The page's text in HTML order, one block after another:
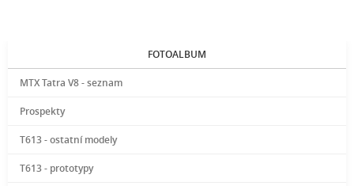
FOTOALBUM
MTX Tatra V8 - seznam
Prospekty
T613 - ostatní modely
T613 - prototypy